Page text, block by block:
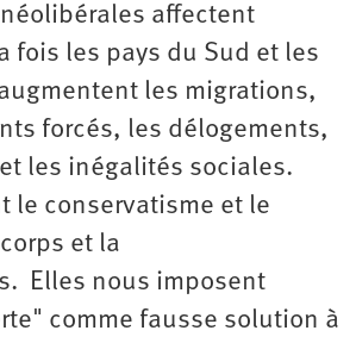
affectent
fois les pays du Sud et les
les migrations,
forcés, les délogements,
les inégalités sociales.
le conservatisme et le
et la
Elles nous imposent
comme fausse solution à